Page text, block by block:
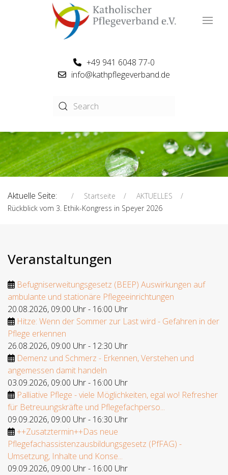
+49 941 6048 77-0
info@kathpflegeverband.de
Aktuelle Seite: Startseite
AKTUELLES
Rückblick vom 3. Ethik-Kongress in Speyer 2026
Veranstaltungen
Befugniserweitungsgesetz (BEEP) Auswirkungen auf
ambulante und stationäre Pflegeeinrichtungen
20.08.2026, 09:00 Uhr- 16:00 Uhr
Hitze: Wenn der Sommer zur Last wird - Gefahren in der
Pflege erkennen
26.08.2026, 09:00 Uhr- 12:30 Uhr
Demenz und Schmerz - Erkennen, Verstehen und
angemessen damit handeln
03.09.2026, 09:00 Uhr- 16:00 Uhr
Palliative Pflege - viele Möglichkeiten, egal wo! Refresher
für Betreuungskräfte und Pflegefachperso...
09.09.2026, 09:00 Uhr- 16:30 Uhr
++Zusatztermin++Das neue
Pflegefachassistenzausbildungsgesetz (PfFAG) -
Umsetzung, Inhalte und Konse...
09.09.2026, 09:00 Uhr- 16:00 Uhr